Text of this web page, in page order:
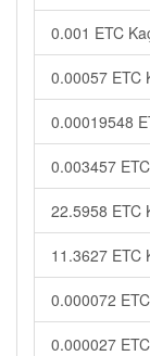
0.001 ETC
0.00057 ETC
0.00019548
0.003457
22.5958 ETC
11.3627 ETC
0.000072
0.000027